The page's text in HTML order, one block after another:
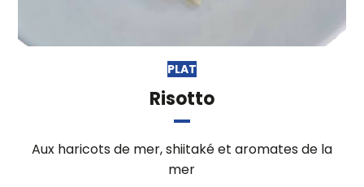
PLAT
Risotto
Aux haricots de mer, shiitaké et aromates de la
mer